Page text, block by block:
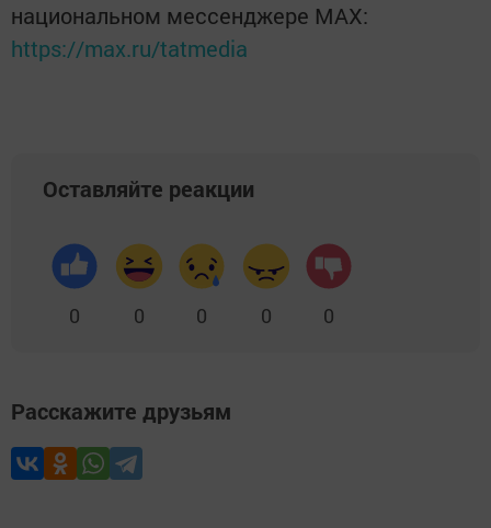
национальном мессенджере MАХ:
https://max.ru/tatmedia
Оставляйте реакции
0 0 0 0 0
Расскажите друзьям